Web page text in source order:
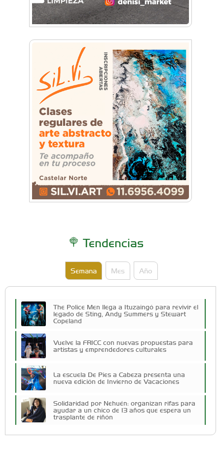
Ituzaingó homenajeará al Indio Solari con una
jornada especial de cultura popular
Plaza 20 de Febrero: Avanza una de las obras
más importantes del centro de Ituzaingó
Mirá las fotos inéditas del Indio Solari en un
acto escolar de Ituzaingó
Tendencias
Semana Mes Año
The Police Men llega a Ituzaingó para revivir el
legado de Sting, Andy Summers y Stewart
Copeland
Vuelve la FRICC con nuevas propuestas para
artistas y emprendedores culturales
La escuela De Pies a Cabeza presenta una
nueva edición de Invierno de Vacaciones
Solidaridad por Nehuén: organizan rifas para
ayudar a un chico de 13 años que espera un
trasplante de riñón